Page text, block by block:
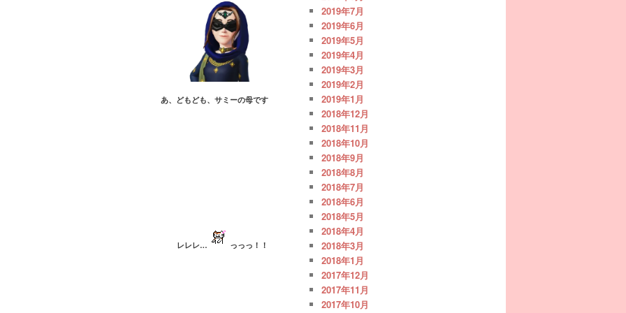
あ、どもども、サミーの母です
レレレ… っっっ！！
2019年7月
2019年6月
2019年5月
2019年4月
2019年3月
2019年2月
2019年1月
2018年12月
2018年11月
2018年10月
2018年9月
2018年8月
2018年7月
2018年6月
2018年5月
2018年4月
2018年3月
2018年1月
2017年12月
2017年11月
2017年10月